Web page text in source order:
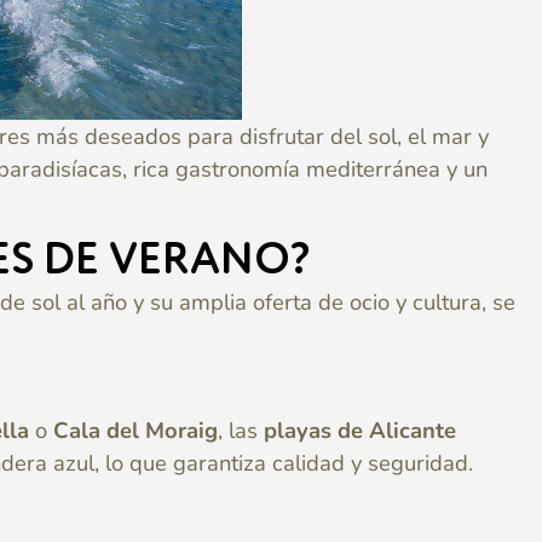
más deseados para disfrutar del sol, el mar y
rica gastronomía mediterránea y un
DE VERANO?
sol al año y su amplia oferta de ocio y cultura, se
o Cala del Moraig, las playas de Alicante
azul, lo que garantiza calidad y seguridad.